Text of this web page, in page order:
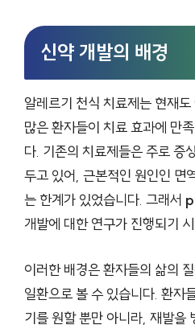
신약 개발의 배경
알레르기 천식 치료제는 현재
많은 환자들이 치료 효과에 만
다. 기존의 치료제들은 주로 증
두고 있어, 근본적인 원인인 면
는 한계가 있었습니다. 그래서
개발에 대한 연구가 진행되기
이러한 배경은 환자들의 삶의
일환으로 볼 수 있습니다. 환자
기를 원할 뿐만 아니라, 재발을